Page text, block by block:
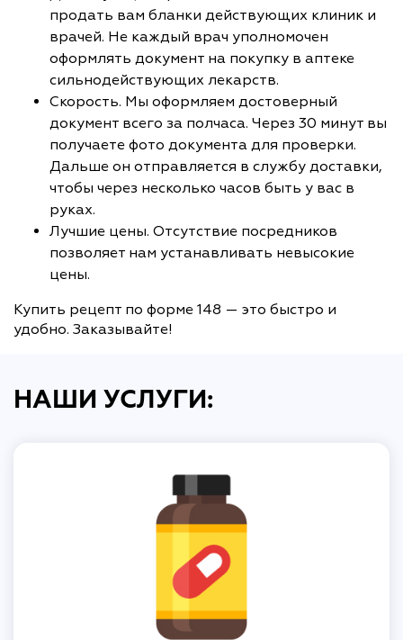
продать вам бланки действующих клиник и
врачей. Не каждый врач уполномочен
оформлять документ на покупку в аптеке
сильнодействующих лекарств.
Скорость. Мы оформляем достоверный
документ всего за полчаса. Через 30 минут вы
получаете фото документа для проверки.
Дальше он отправляется в службу доставки,
чтобы через несколько часов быть у вас в
руках.
Лучшие цены. Отсутствие посредников
позволяет нам устанавливать невысокие
цены.
Купить рецепт по форме 148 — это быстро и
удобно. Заказывайте!
НАШИ УСЛУГИ: